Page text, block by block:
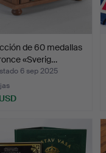
de 60 medallas
«Sverig…
6 sep 2025